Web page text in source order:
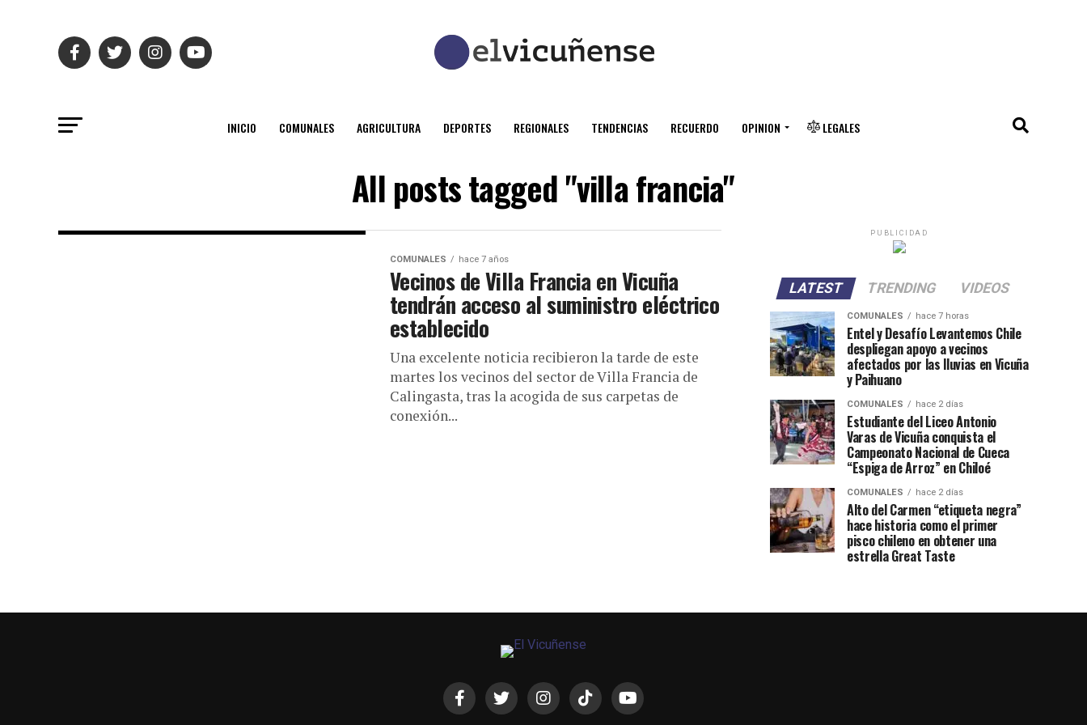
INICIO COMUNALES AGRICULTURA DEPORTES REGIONALES TENDENCIAS RECUERDO OPINION LEGALES
All posts tagged "villa francia"
COMUNALES hace 7 años
Vecinos de Villa Francia en Vicuña
tendrán acceso al suministro eléctrico
establecido
Una excelente noticia recibieron la tarde de este
martes los vecinos del sector de Villa Francia de
Calingasta, tras la acogida de sus carpetas de
conexión...
PUBLICIDAD
LATEST TRENDING VIDEOS
COMUNALES hace 7 horas
Entel y Desafío Levantemos Chile
despliegan apoyo a vecinos
afectados por las lluvias en Vicuña
y Paihuano
COMUNALES hace 2 días
Estudiante del Liceo Antonio
Varas de Vicuña conquista el
Campeonato Nacional de Cueca
“Espiga de Arroz” en Chiloé
COMUNALES hace 2 días
Alto del Carmen “etiqueta negra”
hace historia como el primer
pisco chileno en obtener una
estrella Great Taste